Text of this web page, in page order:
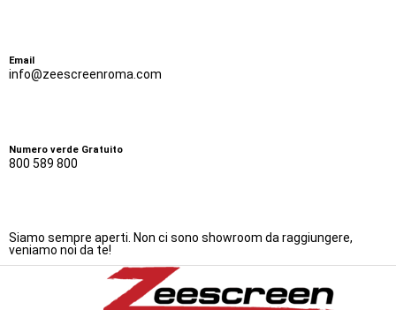
Email
info@zeescreenroma.com
Numero verde Gratuito
800 589 800
Siamo sempre aperti. Non ci sono showroom da raggiungere,
veniamo noi da te!